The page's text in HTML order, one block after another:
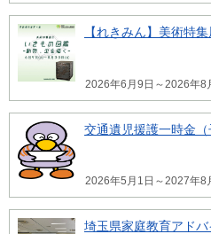
【れきみん】美術特
2026年6月9日～2026年8
交通遺児援護一時金（
2026年5月1日～2027年8
埼玉県家庭教育アド